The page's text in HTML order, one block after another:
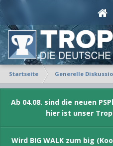
Startseite Generelle
Ab 04.08. sind die neuen
hier ist unser
Wird BIG WALK zum big